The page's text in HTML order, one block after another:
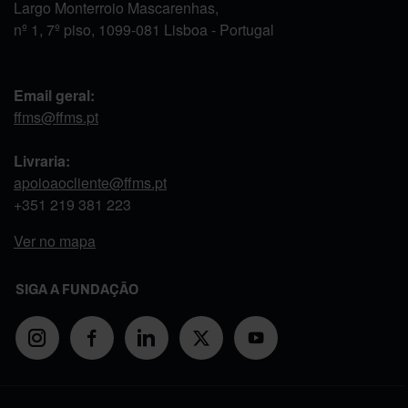
Largo Monterroio Mascarenhas,
nº 1, 7º piso, 1099-081 Lisboa - Portugal
Email geral:
ffms@ffms.pt
Livraria:
apoioaocliente@ffms.pt
+351 219 381 223
Ver no mapa
SIGA A FUNDAÇÃO